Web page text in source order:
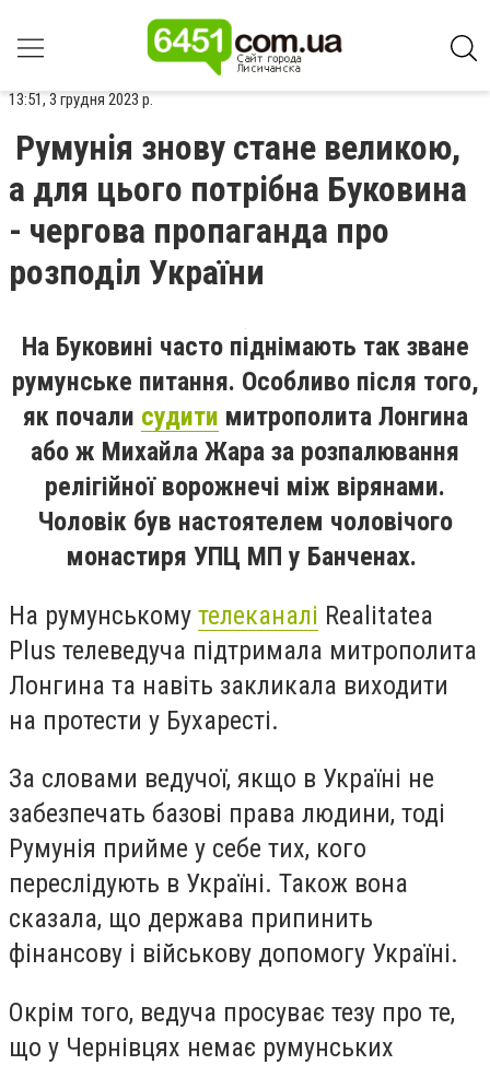
13:51, 3 грудня 2023 р.
Румунія знову стане великою,
а для цього потрібна Буковина
- чергова пропаганда про
розподіл України
На Буковині часто піднімають так зване
румунське питання. Особливо після того,
як почали судити митрополита Лонгина
або ж Михайла Жара за розпалювання
релігійної ворожнечі між вірянами.
Чоловік був настоятелем чоловічого
монастиря УПЦ МП у Банченах.
На румунському телеканалі Realitatea
Plus телеведуча підтримала митрополита
Лонгина та навіть закликала виходити
на протести у Бухаресті.
За словами ведучої, якщо в Україні не
забезпечать базові права людини, тоді
Румунія прийме у себе тих, кого
переслідують в Україні. Також вона
сказала, що держава припинить
фінансову і військову допомогу Україні.
Окрім того, ведуча просуває тезу про те,
що у Чернівцях немає румунських